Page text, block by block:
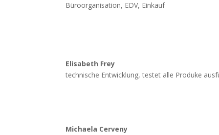
Büroorganisation, EDV, Einkauf
Elisabeth Frey
technische Entwicklung, testet alle Produke
Michaela Cerveny